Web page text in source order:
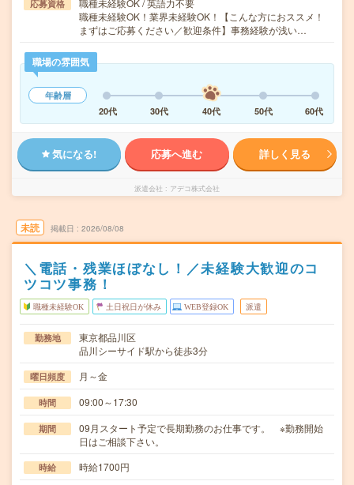
応募資格
職種未経験OK / 英語力不要
職種未経験OK！業界未経験OK！【こんな方におススメ！
まずはご応募ください／歓迎条件】事務経験が浅い…
職場の雰囲気
年齢層
20代
30代 40代 50代 60代
気になる! 応募へ進む 詳しく見る
派遣会社 アデコ株式会社
未読 掲載日 2026/08/08
＼電話・残業ほぼなし！／未経験大歓迎のコ
ツコツ事務！
職種未経験OK 土日祝日が休み WEB登録OK 派遣
勤務地
東京都品川区
品川シーサイド駅から徒歩3分
曜日頻度 月～金
時間 09:00～17:30
期間
09月スタート予定で長期勤務のお仕事です。 ※勤務開始
日はご相談下さい。
時給 時給1700円